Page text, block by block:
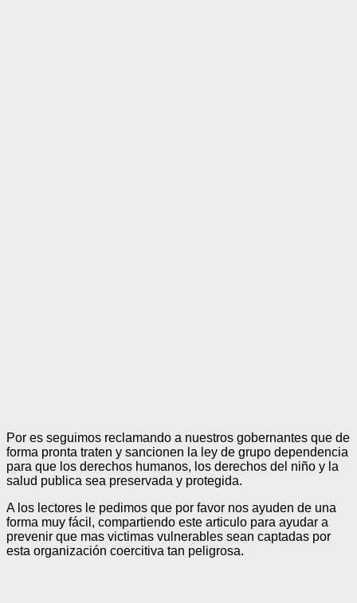
Por es seguimos reclamando a nuestros gobernantes que de
forma pronta traten y sancionen la ley de grupo dependencia
para que los derechos humanos, los derechos del niño y la
salud publica sea preservada y protegida.
A los lectores le pedimos que por favor nos ayuden de una
forma muy fácil, compartiendo este articulo para ayudar a
prevenir que mas victimas vulnerables sean captadas por
esta organización coercitiva tan peligrosa.